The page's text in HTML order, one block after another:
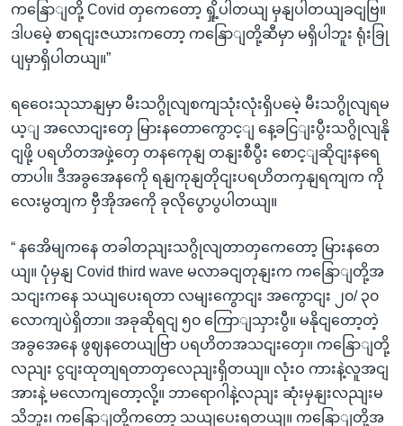
ကနြောျတို့ Covid တှကေတော့ ရှို့ပါတယျ မှနျပါတယျခငျဗြ။
ဒါပမေဲ့ စာရငျးဇယားကတော့ ကနြောျတို့ဆီမှာ မရှိပါဘူး ရုံးခြု
ပျမှာရှိပါတယျ။”
ရဝေေးသုသာနျမှာ မီးသဂွိုလျစကျသုံးလုံးရှိပမေဲ့ မီးသဂွိုလျရမ
ယ့ျ အလောငျးတှေ မြားနတောကွောင့ျ နေ့ခငြျးပွီးသဂွိုလျနို
ငျဖို့ ပရဟိတအဖှဲ့တှေ တနကေုနျ တနျးစီပွီး စောင့ျဆိုငျးနရေ
တာပါ။ ဒီအခွအေနကေို ရနျကုနျတိုငျးပရဟိတကှနျရကျက ကို
လေးမွတျက ဗှီအိုအကေို ခုလိုပွောပွပါတယျ။
“ နအေိမျကနေ တခါတညျးသဂွိုလျတာတှကေတော့ မြားနတေ
ယျ။ ပုံမှနျ Covid third wave မလာခငျတုနျးက ကနြောျတို့အ
သငျးကနေ သယျပေးရတာ လမျးကွောငျး အကွောငျး ၂၀/ ၃၀
လောကျပဲရှိတာ။ အခုဆိုရငျ ၅၀ ကြောျသှားပွီ။ မနိုငျတော့တဲ့
အခွအေနေ ဖွဈနတေယျဗြာ ပရဟိတအသငျးတှေ။ ကနြောျတို့
လညျး ငွငျးထုတျရတာတှလေညျးရှိတယျ။ လုံးဝ ကားနဲ့လူအငျ
အားနဲ့ မလောကျတော့လို့။ ဘာရောဂါနဲ့လညျး ဆုံးမှနျးလညျးမ
သိဘူး၊ ကနြောျတို့ကတော့ သယျပေးရတယျ။ ကနြောျတို့အ